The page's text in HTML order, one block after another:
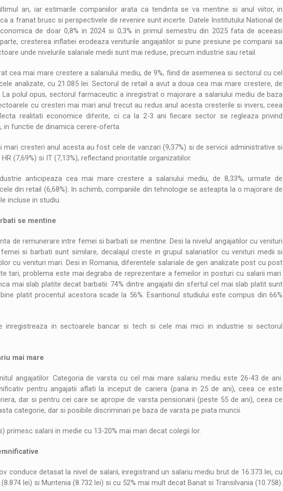
an, iar estimarile companiilor arata ca tendinta se va mentine si anul viitor, in
a franat brusc si perspectivele de revenire sunt incerte. Datele Institutului National de
de doar 0,8% in 2024 si 0,3% in primul semestru din 2025 fata de aceeasi
cresterea inflatiei erodeaza veniturile angajatilor si pune presiune pe companii sa
unde nivelurile salariale medii sunt mai reduse, precum industrie sau retail.
cea mai mare crestere a salariului mediu, de 9%, fiind de asemenea si sectorul cu cel
analizate, cu 21.085 lei. Sectorul de retail a avut a doua cea mai mare crestere, de
La polul opus, sectorul farmaceutic a inregistrat o majorare a salariului mediu de baza
cu cresteri mai mari anul trecut au redus anul acesta cresterile si invers, ceea
realitati economice diferite, ci ca la 2-3 ani fiecare sector se regleaza privind
in functie de dinamica cerere-oferta.
mari cresteri anul acesta au fost cele de vanzari (9,37%) si de servicii administrative si
(7,69%) si IT (7,13%), reflectand prioritatile organizatiilor.
anticipeaza cea mai mare crestere a salariului mediu, de 8,33%, urmate de
din retail (6,68%). In schimb, companiile din tehnologie se asteapta la o majorare de
incluse in studiu.
se mentine
de remunerare intre femei si barbati se mentine. Desi la nivelul angajatilor cu venituri
si barbati sunt similare, decalajul creste in grupul salariatilor cu venituri medii si
cu venituri mari. Desi in Romania, diferentele salariale de gen analizate post cu post
tari, problema este mai degraba de reprezentare a femeilor in posturi cu salarii mari.
mai slab platite decat barbatii: 74% dintre angajatii din sfertul cel mai slab platit sunt
platit procentul acestora scade la 56%. Esantionul studiului este compus din 66%
inregistreaza in sectoarele bancar si tech si cele mai mici in industrie si sectorul
mai mare
angajatilor. Categoria de varsta cu cel mai mare salariu mediu este 26-43 de ani.
pentru angajatii aflati la inceput de cariera (pana in 25 de ani), ceea ce este
dar si pentru cei care se apropie de varsta pensionarii (peste 55 de ani), ceea ce
categorie, dar si posibile discriminari pe baza de varsta pe piata muncii.
primesc salarii in medie cu 13-20% mai mari decat colegii lor.
conduce detasat la nivel de salarii, inregistrand un salariu mediu brut de 16.373 lei, cu
lei) si Muntenia (8.732 lei) si cu 52% mai mult decat Banat si Transilvania (10.758).